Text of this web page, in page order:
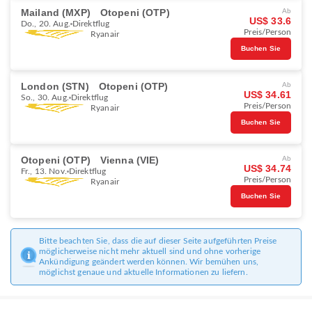
Mailand (MXP) Otopeni (OTP)
Do., 20. Aug. Direktflug
Ryanair
Ab
US$ 33.6
Preis/Person
Buchen Sie
London (STN) Otopeni (OTP)
So., 30. Aug. Direktflug
Ryanair
Ab
US$ 34.61
Preis/Person
Buchen Sie
Otopeni (OTP) Vienna (VIE)
Fr., 13. Nov. Direktflug
Ryanair
Ab
US$ 34.74
Preis/Person
Buchen Sie
Bitte beachten Sie, dass die auf dieser Seite aufgeführten Preise
möglicherweise nicht mehr aktuell sind und ohne vorherige
Ankündigung geändert werden können. Wir bemühen uns,
möglichst genaue und aktuelle Informationen zu liefern.